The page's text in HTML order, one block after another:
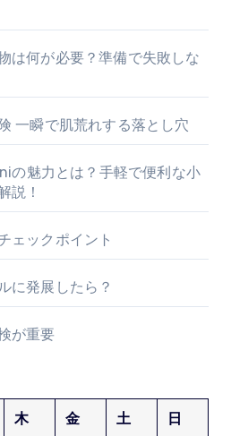
は何が必要？準備で失敗しな
一瞬で肌荒れする落とし穴
の魅力とは？手軽で便利な小
説！
ェックポイント
に発展したら？
が重要
木 金 土 日